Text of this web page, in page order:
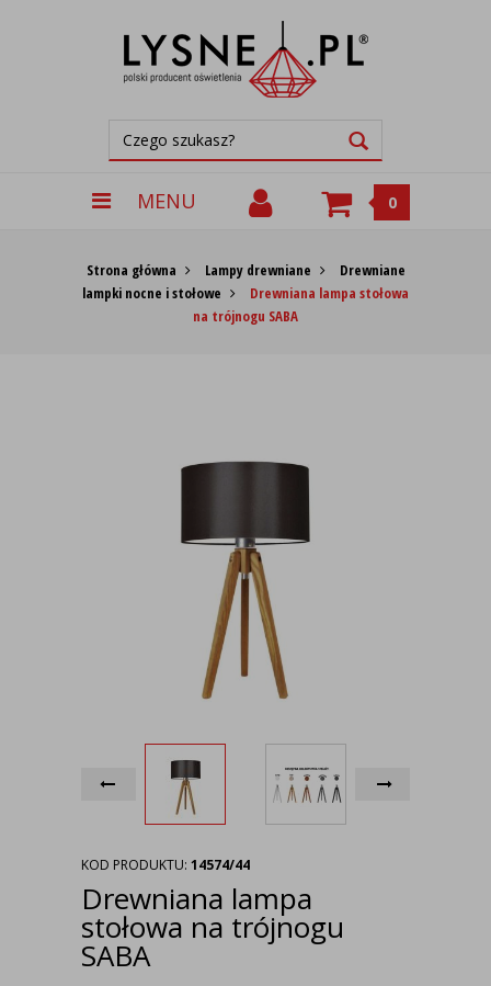
MENU 0
Strona główna Lampy drewniane
Drewniane
lampki nocne i stołowe
Drewniana lampa stołowa
na trójnogu SABA
KOD PRODUKTU: 14574/44
Drewniana lampa
stołowa na trójnogu
SABA